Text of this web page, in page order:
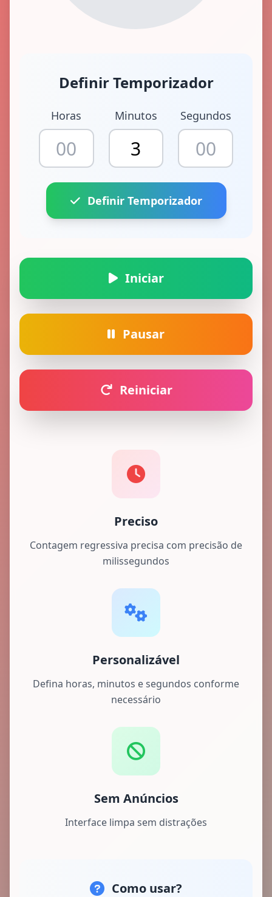
Definir Temporizador
Horas Minutos Segundos
Definir Temporizador
Iniciar
Pausar
Reiniciar
Preciso
Contagem regressiva precisa com precisão de
milissegundos
Personalizável
Defina horas, minutos e segundos conforme
necessário
Sem Anúncios
Interface limpa sem distrações
Como usar?